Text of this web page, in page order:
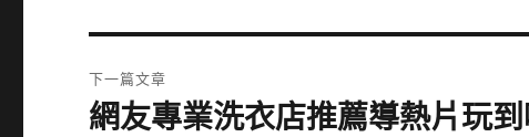
篇
文
章:
下一篇文章
下
網友專業洗衣店推薦導熱片玩